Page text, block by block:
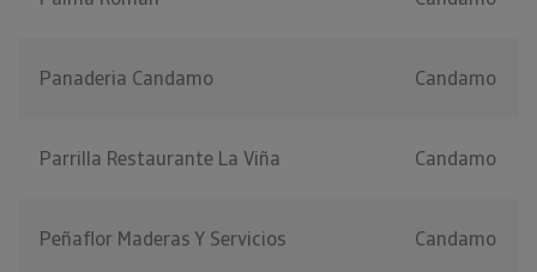
Panaderia Candamo Candamo
Parrilla Restaurante La Viña Candamo
Peñaflor Maderas Y Servicios Candamo